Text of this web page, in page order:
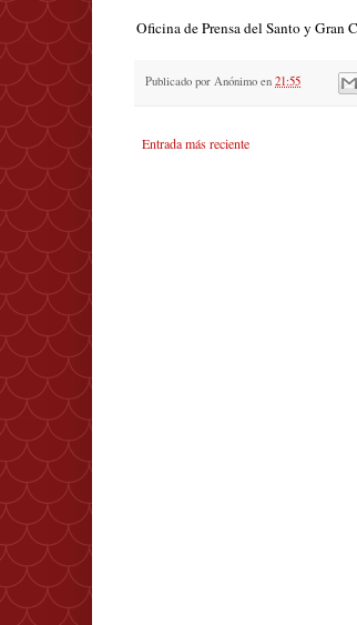
Oficina de Prensa del Santo y Gran
Publicado por Anónimo en 21:55
Entrada más reciente